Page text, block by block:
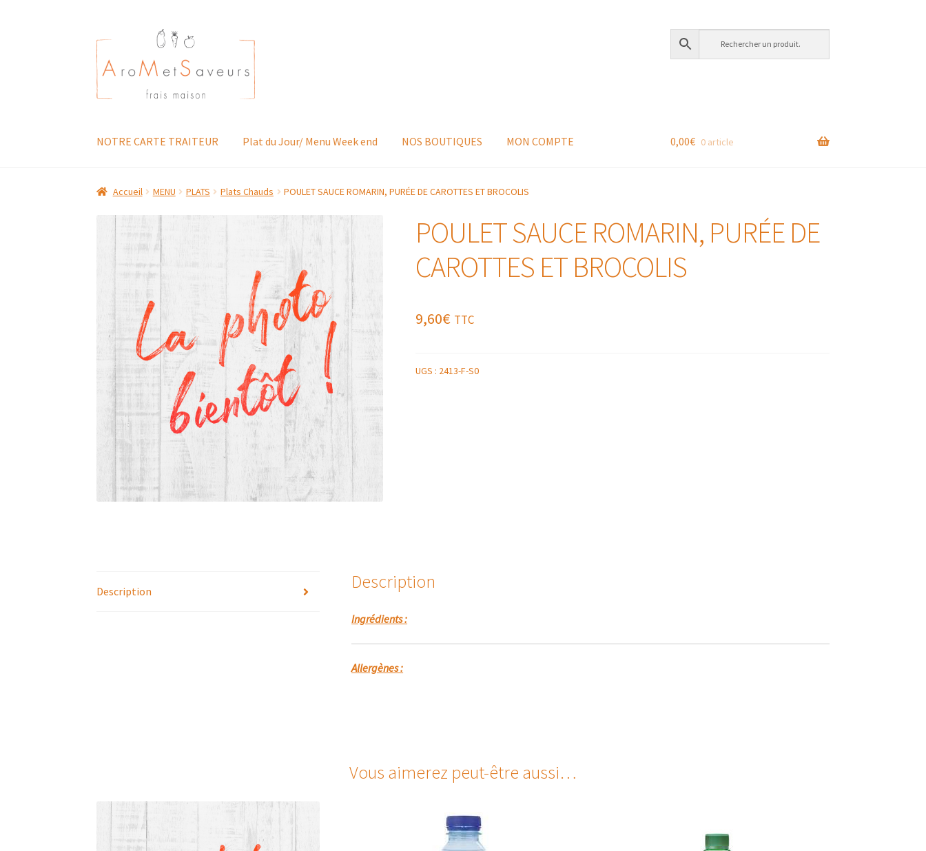
Aller
à
la
navigation
Aller
au
contenu
NOTRE CARTE TRAITEUR Plat du Jour/ Menu Week end NOS BOUTIQUES MON COMPTE 0,00€ 0 article
Accueil MENU PLATS Plats Chauds POULET SAUCE ROMARIN, PURÉE DE CAROTTES ET BROCOLIS
POULET SAUCE ROMARIN, PURÉE DE
CAROTTES ET BROCOLIS
9,60€ TTC
UGS : 2413-F-S0
Description Description
Ingrédients :
Allergènes :
Vous aimerez peut-être aussi…